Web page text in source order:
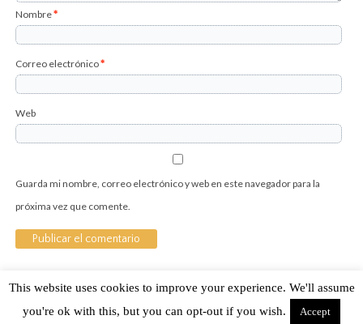
Nombre*
Correo electrónico*
Web
Guarda mi nombre, correo electrónico y web en este navegador para la
próxima vez que comente.
Sobre Cuánto Hipster | Aviso legal |Contacto
This website uses cookies to improve your experience. We'll assume
you're ok with this, but you can opt-out if you wish.
Accept